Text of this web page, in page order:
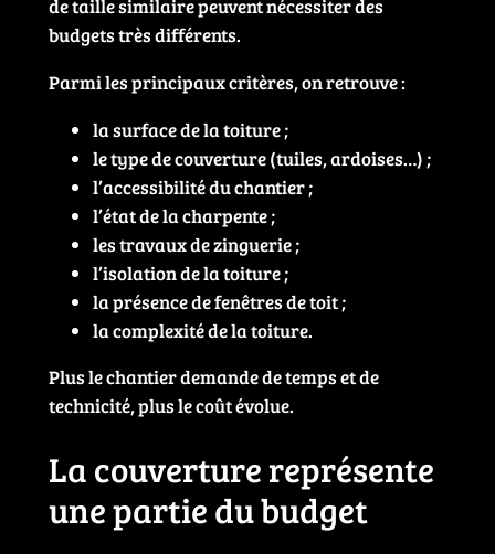
de taille similaire peuvent nécessiter des
budgets très différents.
Parmi les principaux critères, on retrouve :
la surface de la toiture ;
le type de couverture (tuiles, ardoises…) ;
l’accessibilité du chantier ;
l’état de la charpente ;
les travaux de zinguerie ;
l’isolation de la toiture ;
la présence de fenêtres de toit ;
la complexité de la toiture.
Plus le chantier demande de temps et de
technicité, plus le coût évolue.
La couverture représente
une partie du budget